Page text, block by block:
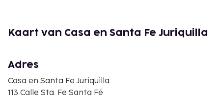
Publiek Hondenpark - 8,6 km
Centro Cultureel Garambullo - 10,9 km
Cultureel Centrum Maestro Enrique Burgos
Mondragón - 11,1 km
Kaart van Casa en Santa Fe Juriquilla
Adres
Casa en Santa Fe Juriquilla
113 Calle Sta. Fe Santa Fé